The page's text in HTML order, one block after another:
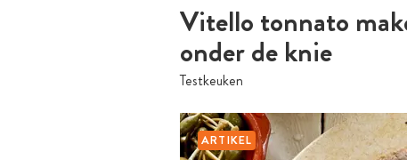
Vitello tonnato
onder de knie
Testkeuken
ARTIKEL